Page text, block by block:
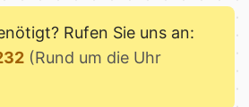
Rufen Sie uns an:
(Rund um die Uhr